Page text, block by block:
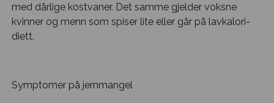
med dårlige kostvaner. Det samme gjelder voksne
kvinner og menn som spiser lite eller går på lavkalori-
diett.
Symptomer på jernmangel